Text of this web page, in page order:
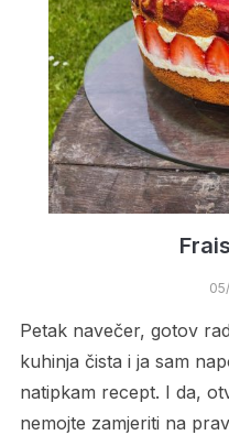
Petak navečer, gotov
kuhinja čista i ja sam
natipkam recept. I da,
nemojte zamjeriti na